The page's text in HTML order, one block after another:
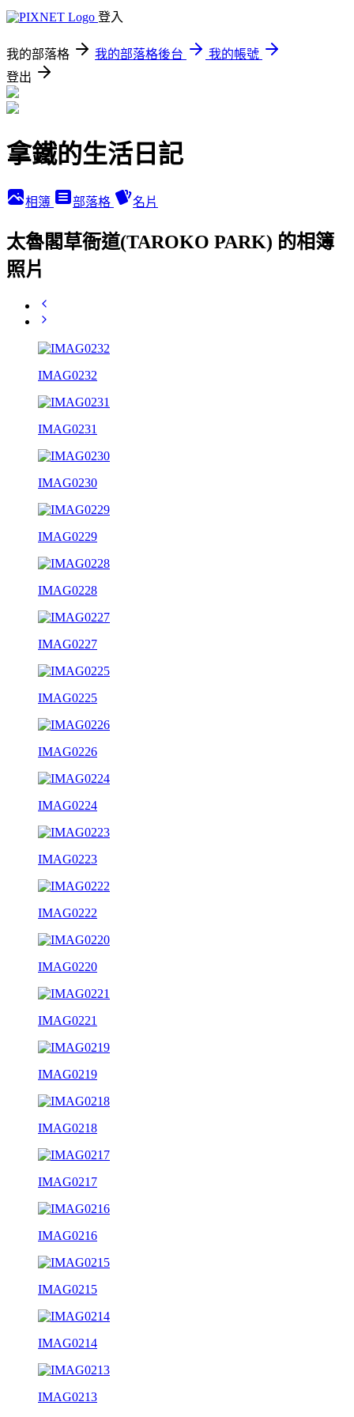
登入
我的部落格 我的部落格後台
我的帳號
登出
拿鐵的生活日記
相簿 部落格 名片
太魯閣草衙道(TAROKO PARK) 的相簿
照片
IMAG0232
IMAG0231
IMAG0230
IMAG0229
IMAG0228
IMAG0227
IMAG0225
IMAG0226
IMAG0224
IMAG0223
IMAG0222
IMAG0220
IMAG0221
IMAG0219
IMAG0218
IMAG0217
IMAG0216
IMAG0215
IMAG0214
IMAG0213